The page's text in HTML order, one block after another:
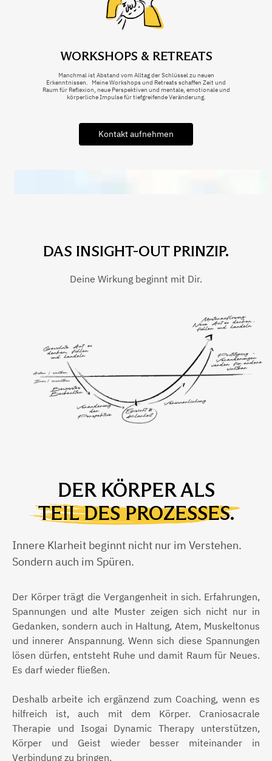
WORKSHOPS & RETREATS
Manchmal ist Abstand vom Alltag der Schlüssel zu neuen
Erkenntnissen. Meine Workshops und Retreats schaffen Zeit und
Raum für Reflexion, neue Perspektiven und mentale, emotionale und
körperliche Impulse für tiefgreifende Veränderung.
Kontakt aufnehmen
DAS INSIGHT-OUT PRINZIP.
Deine Wirkung beginnt mit Dir.
DER KÖRPER ALS
TEIL DES PROZESSES.
Innere Klarheit beginnt nicht nur im Verstehen.
Sondern auch im Spüren.
Der Körper trägt die Vergangenheit in sich. Erfahrungen,
Spannungen und alte Muster zeigen sich nicht nur in
Gedanken, sondern auch in Haltung, Atem, Muskeltonus
und innerer Anspannung. Wenn sich diese Spannungen
lösen dürfen, entsteht Ruhe und damit Raum für Neues.
Es darf wieder fließen.
Deshalb arbeite ich ergänzend zum Coaching, wenn es
hilfreich ist, auch mit dem Körper. Craniosacrale
Therapie und Isogai Dynamic Therapy unterstützen,
Körper und Geist wieder besser miteinander in
Verbindung zu bringen.